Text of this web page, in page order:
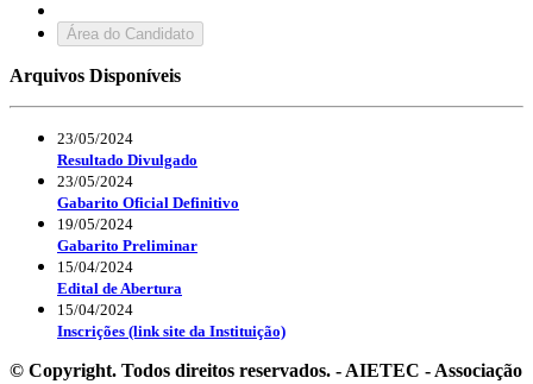
Área do Candidato
Arquivos Disponíveis
23/05/2024
Resultado Divulgado
23/05/2024
Gabarito Oficial Definitivo
19/05/2024
Gabarito Preliminar
15/04/2024
Edital de Abertura
15/04/2024
Inscrições (link site da Instituição)
© Copyright. Todos direitos reservados. - AIETEC - Associação